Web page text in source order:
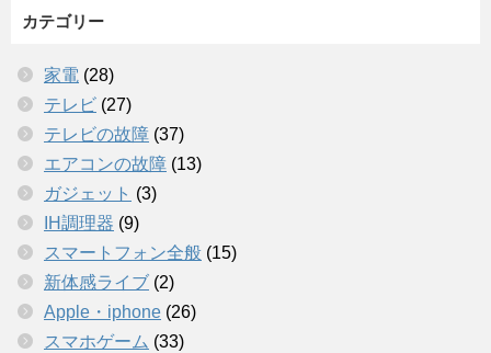
カテゴリー
家電 (28)
テレビ (27)
テレビの故障 (37)
エアコンの故障 (13)
ガジェット (3)
IH調理器 (9)
スマートフォン全般 (15)
新体感ライブ (2)
Apple・iphone (26)
スマホゲーム (33)